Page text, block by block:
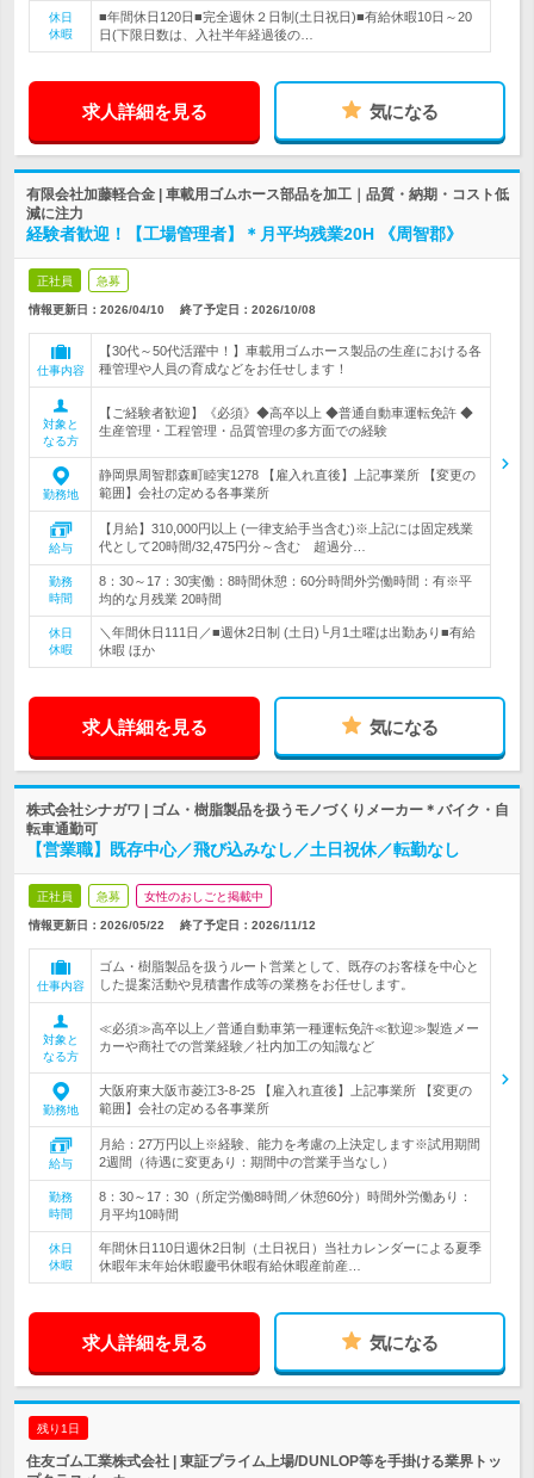
休日
休暇
■年間休日120日■完全週休２日制(土日祝日)■有給休暇10日～20
日(下限日数は、入社半年経過後の…
求人詳細を見る 気になる
有限会社加藤軽合金 | 車載用ゴムホース部品を加工｜品質・納期・コスト低
減に注力
経験者歓迎！【工場管理者】＊月平均残業20H 《周智郡》
正社員 急募
情報更新日：2026/04/10 終了予定日： 2026/10/08
仕事内容
【30代～50代活躍中！】車載用ゴムホース製品の生産における各
種管理や人員の育成などをお任せします！
対象と
なる方
【ご経験者歓迎】《必須》◆高卒以上 ◆普通自動車運転免許 ◆
生産管理・工程管理・品質管理の多方面での経験
勤務地
静岡県周智郡森町睦実1278 【雇入れ直後】上記事業所 【変更の
範囲】会社の定める各事業所
給与
【月給】310,000円以上 (一律支給手当含む)※上記には固定残業
代として20時間/32,475円分～含む 超過分…
勤務
時間
8：30～17：30実働：8時間休憩：60分時間外労働時間：有※平
均的な月残業 20時間
休日
休暇
＼年間休日111日／■週休2日制 (土日)└月1土曜は出勤あり■有給
休暇 ほか
求人詳細を見る 気になる
株式会社シナガワ | ゴム・樹脂製品を扱うモノづくりメーカー＊バイク・自
転車通勤可
【営業職】既存中心／飛び込みなし／土日祝休／転勤なし
正社員 急募 女性のおしごと掲載中
情報更新日：2026/05/22 終了予定日： 2026/11/12
仕事内容
ゴム・樹脂製品を扱うルート営業として、既存のお客様を中心と
した提案活動や見積書作成等の業務をお任せします。
対象と
なる方
≪必須≫高卒以上／普通自動車第一種運転免許≪歓迎≫製造メー
カーや商社での営業経験／社内加工の知識など
勤務地
大阪府東大阪市菱江3-8-25 【雇入れ直後】上記事業所 【変更の
範囲】会社の定める各事業所
給与
月給：27万円以上※経験、能力を考慮の上決定します※試用期間
2週間（待遇に変更あり：期間中の営業手当なし）
勤務
時間
8：30～17：30（所定労働8時間／休憩60分）時間外労働あり：
月平均10時間
休日
休暇
年間休日110日週休2日制（土日祝日）当社カレンダーによる夏季
休暇年末年始休暇慶弔休暇有給休暇産前産…
求人詳細を見る 気になる
残り1日
住友ゴム工業株式会社 | 東証プライム上場/DUNLOP等を手掛ける業界トッ